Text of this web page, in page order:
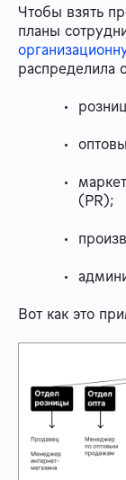
Чтобы взять
планы
распределила
(PR);
Вот как это